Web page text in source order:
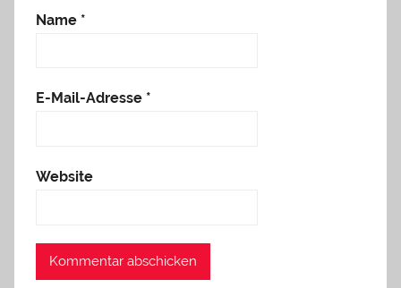
Name *
E-Mail-Adresse *
Website